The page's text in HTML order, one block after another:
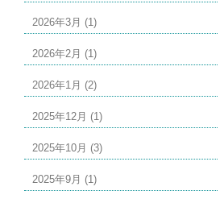
2026年3月 (1)
2026年2月 (1)
2026年1月 (2)
2025年12月 (1)
2025年10月 (3)
2025年9月 (1)